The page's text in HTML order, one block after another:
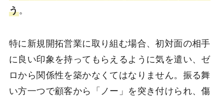
う。
特に新規開拓営業に取り組む場合、初対面の相手
に良い印象を持ってもらえるように気を遣い、ゼ
ロから関係性を築かなくてはなりません。振る舞
い方一つで顧客から「ノー」を突き付けられ、傷